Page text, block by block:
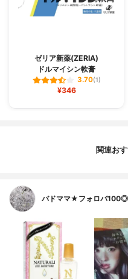
ゼリア新薬(ZERIA)
ドルマイシン軟膏
3.70(1)
¥346
関連お
バドママ★フォロバ100◎